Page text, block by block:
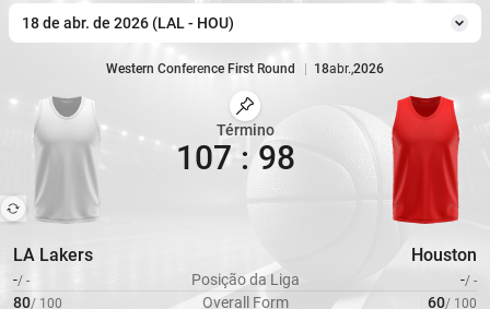
18 de abr. de 2026 (LAL - HOU)
Western Conference First Round 18abr.,2026
LA Lakers Houston
Marcar Partida
Término
107 : 98
-/ - Posição da Liga -/ -
80/ 100 Overall Form 60/ 100